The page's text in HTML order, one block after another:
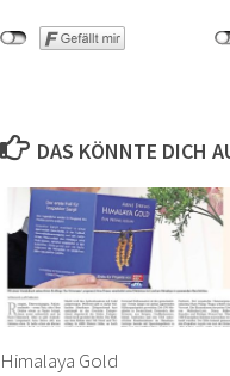
DAS KÖNNTE DICH
Himalaya Gold